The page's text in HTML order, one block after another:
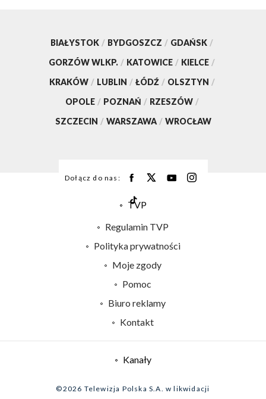
BIAŁYSTOK / BYDGOSZCZ / GDAŃSK /
GORZÓW WLKP. / KATOWICE / KIELCE /
KRAKÓW / LUBLIN / ŁÓDŹ / OLSZTYN /
OPOLE / POZNAŃ / RZESZÓW /
SZCZECIN / WARSZAWA / WROCŁAW
Dołącz do nas:
TVP
Centrum informacji TVP
Naziemna Telewizja Cyfrowa
System NOS
Biuro Reklamy
Regulamin TVP
Polityka prywatności
Moje zgody
Pomoc
Biuro reklamy
Kontakt
Kanały
©2026 Telewizja Polska S.A. w likwidacji